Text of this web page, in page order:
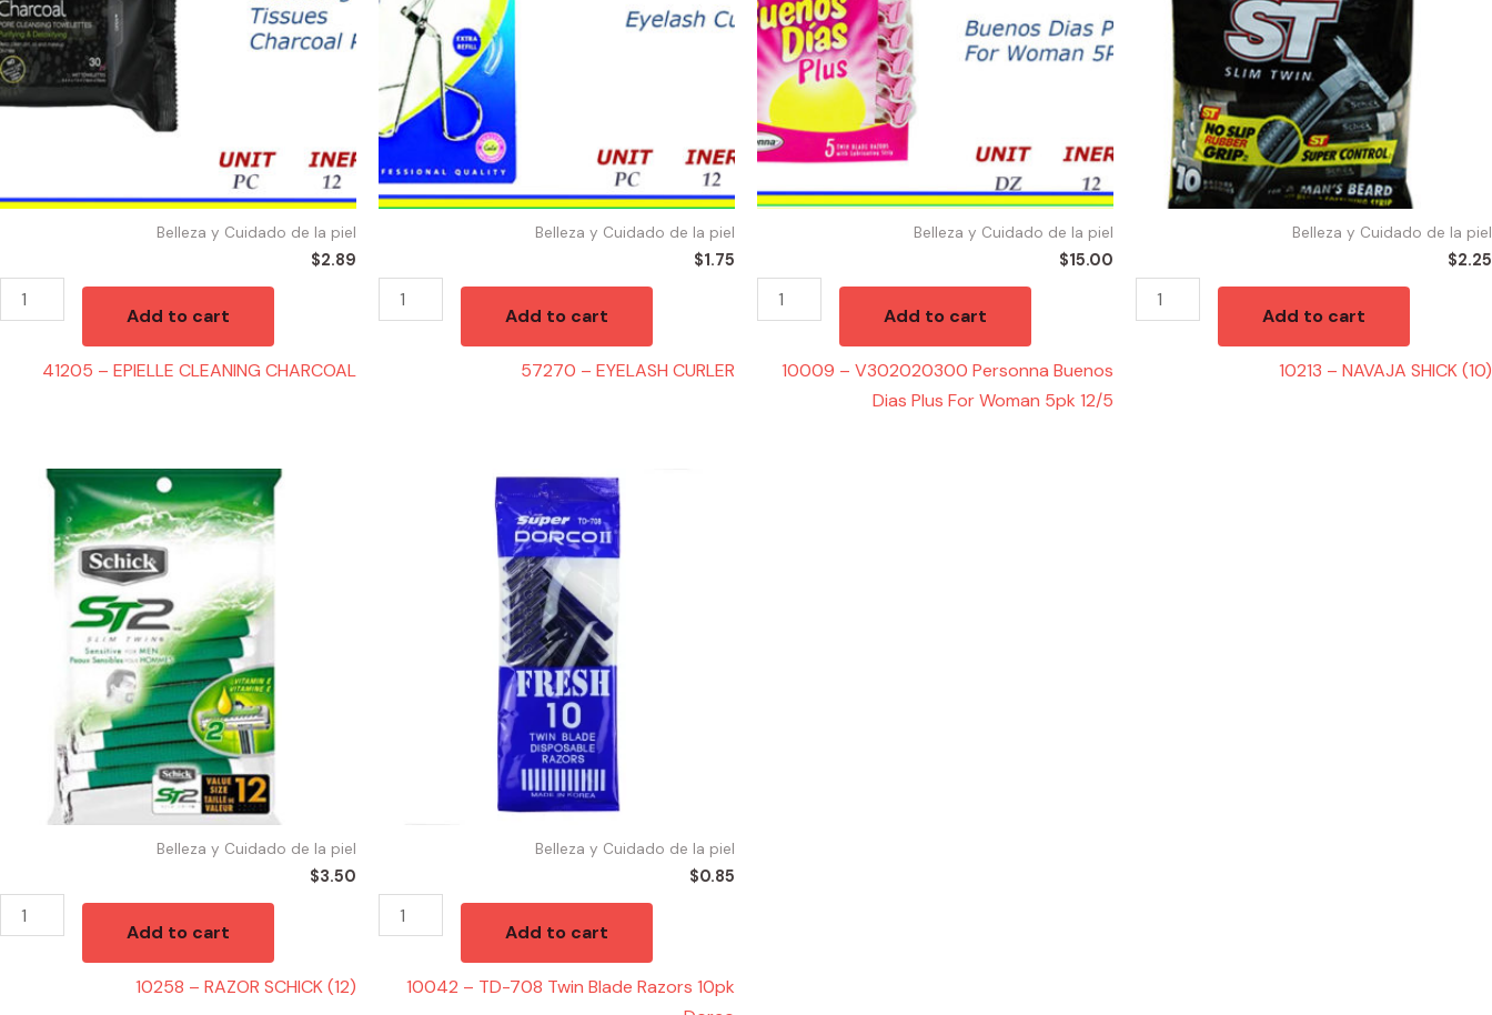
Belleza y Cuidado de la piel
$2.89
quantity
Add to cart
41205 – EPIELLE CLEANING CHARCOAL
Belleza y Cuidado de la piel
$1.75
Add to cart
57270 – EYELASH CURLER
Belleza y Cuidado de la piel
$15.00
Dias
Plus
For
Woman
5pk
12/5
quantity
Add to cart
10009 – V302020300 Personna Buenos
Dias Plus For Woman 5pk 12/5
Belleza y Cuidado de la piel
$2.25
quantity
Add to cart
10213 – NAVAJA SHICK (10)
Belleza y Cuidado de la piel
$3.50
10258
RAZOR
SCHICK
Add to cart
10258 – RAZOR SCHICK (12)
Belleza y Cuidado de la piel
$0.85
Add to cart
10042 – TD-708 Twin Blade Razors 10pk